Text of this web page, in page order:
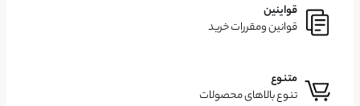
قواینین
قوانین ومقررات خرید
متنوع
تنوع بالاهای محصولات